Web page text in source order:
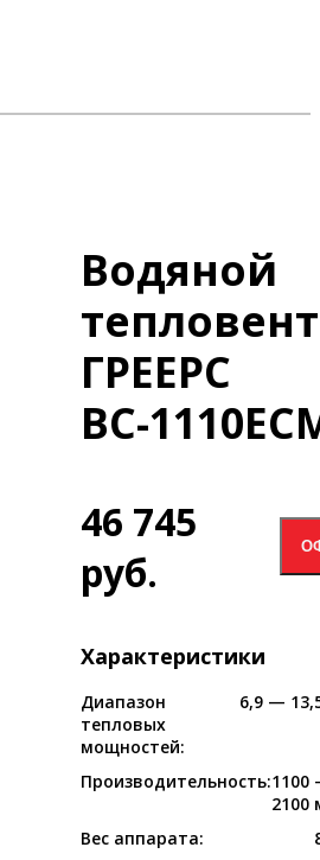
Водяной
ГРЕЕРС
ВС-
46 745
руб.
Характеристики
Диапазон
тепловых
мощностей:
6,9 —
Производительность:1100
2100
Вес аппарата: